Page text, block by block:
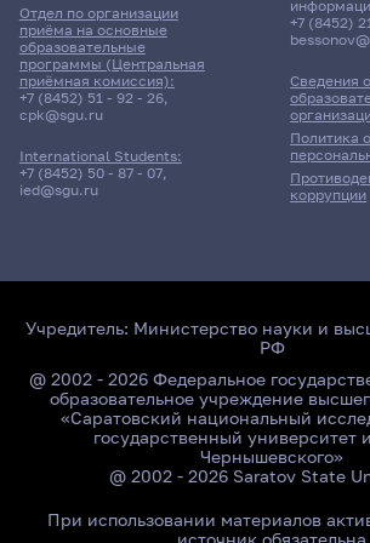
Отдел по организации
приёма на основные
образовательные
программы (Центральная
приёмная комиссия):
+7 (8452) 51 - 92 - 26,
cpk@sgu.ru
International Students:
+7 (8452) 50 - 87 - 07,
ied@sgu.ru
Сведения
Политика
коррупции
+7 (8452)
Учредитель: Министерство науки и
РФ
@ 2002 - 2026 Федеральное
образовательное учреждение
«Саратовский национальный
государственный университет
Чернышевского»
@ 2002 - 2026 Saratov State
При использовании материалов
источник обязательна